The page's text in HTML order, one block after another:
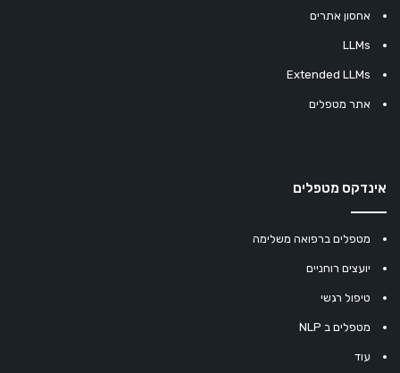
אחסון אתרים
LLMs
Extended LLMs
אתר מטפלים
אינדקס מטפלים
מטפלים ברפואה משלימה
יועצים רוחניים
טיפול רגשי
מטפלים ב NLP
עוד